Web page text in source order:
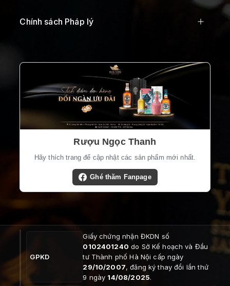
Chính sách Pháp lý
Rượu Ngọc Thanh
Hãy thích trang để cập nhật các sản phẩm mới nhất.
Ghé thăm Fanpage
GPKD
Giấy chứng nhận ĐKDN số
0102401240 do Sở Kế hoạch và Đầu
tư Thành phố Hà Nội cấp ngày
29/10/2007, đăng ký thay đổi lần thứ
9 ngày 14/08/2025.